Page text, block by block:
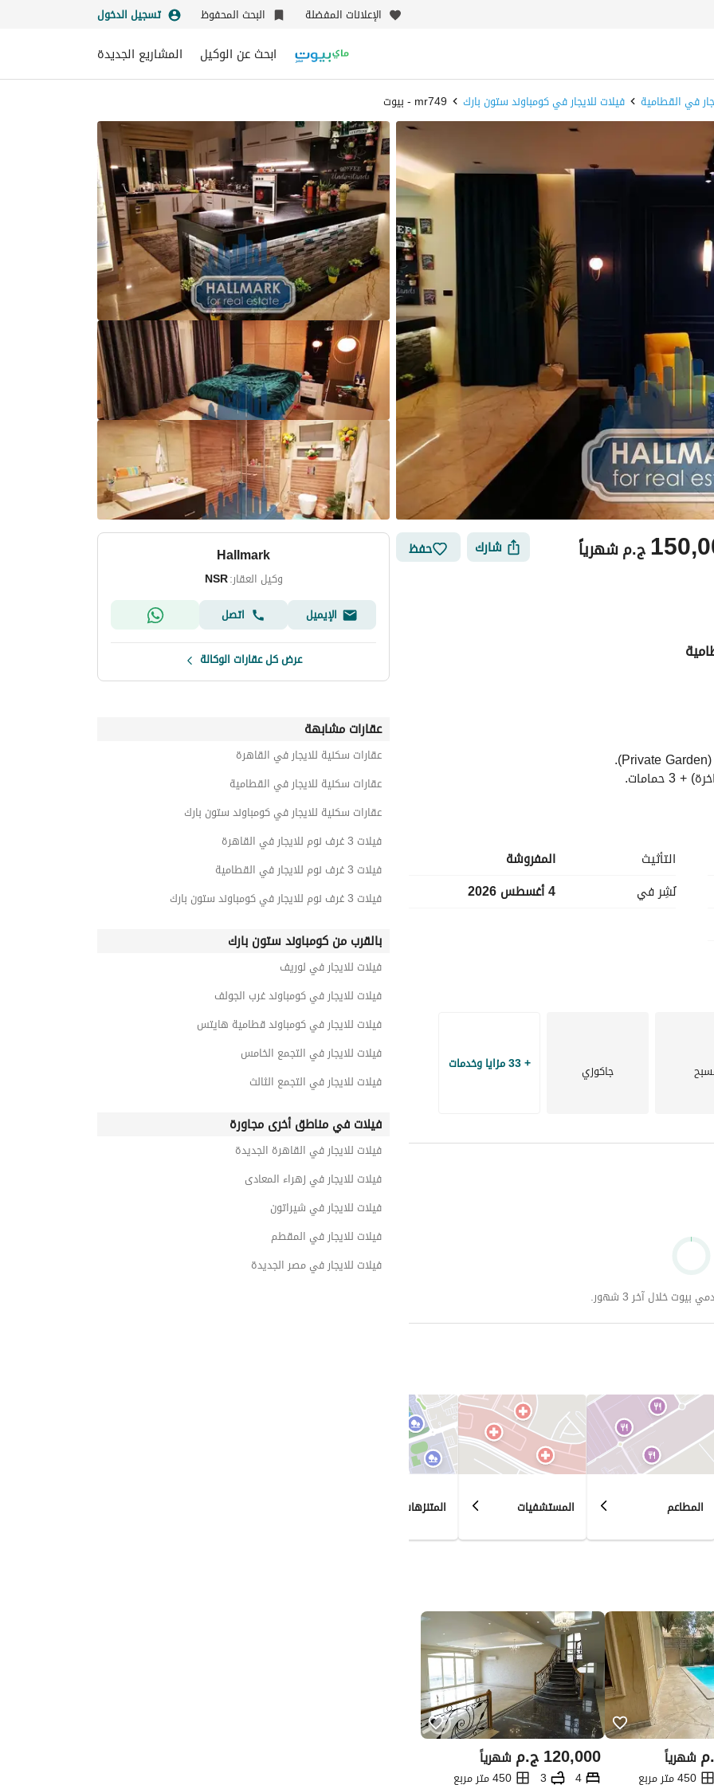
الإعلانات المفضلة البحث المحفوظ تسجيل الدخول
ابحث عن الوكيل المشاريع الجديدة
في القطامية فيلات للايجار في كومباوند ستون بارك mr749 - بيوت
ج.مشهرياً شارك حفظ
الوصل بين المعادي، التجمع الخامس، والقاهرة الكبرى.
صناعية.
التأثيث
المفروشة
نُشِر في
4 أغسطس 2026
جاكوزي + 33 مزايا وخدمات
خلال آخر 3 شهور.
المطاعم المستشفيات المتنزهات
شهرياً
450 متر مربع
ج.م120,000 شهرياً
4
3 450 متر مربع
Hallmark
وكيل العقار:NSR
الإيميل
اتصل
عرض كل عقارات الوكالة
عقارات مشابهة
عقارات سكنية للايجار في القاهرة
عقارات سكنية للايجار في القطامية
عقارات سكنية للايجار في كومباوند ستون بارك
فيلات 3 غرف نوم للايجار في القاهرة
فيلات 3 غرف نوم للايجار في القطامية
فيلات 3 غرف نوم للايجار في كومباوند ستون بارك
بالقرب من كومباوند ستون بارك
فيلات للايجار في لوريف
فيلات للايجار في كومباوند غرب الجولف
فيلات للايجار في كومباوند قطامية هايتس
فيلات للايجار في التجمع الخامس
فيلات للايجار في التجمع الثالث
فيلات في مناطق أخرى مجاورة
فيلات للايجار في القاهرة الجديدة
فيلات للايجار في زهراء المعادى
فيلات للايجار في شيراتون
فيلات للايجار في المقطم
فيلات للايجار في مصر الجديدة